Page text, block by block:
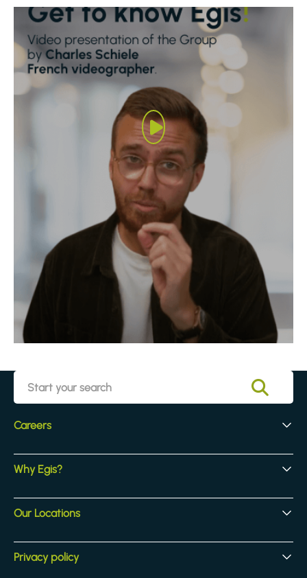
Careers
Early Careers
Experienced Hires
Core Jobs
Why Egis?
Our Culture
Our Activites
Benefits
Our Locations
Locations
Privacy policy